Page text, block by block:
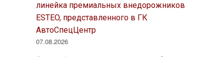
линейка премиальных внедорожников
ESTEO, представленного в ГК
АвтоСпецЦентр
07.08.2026